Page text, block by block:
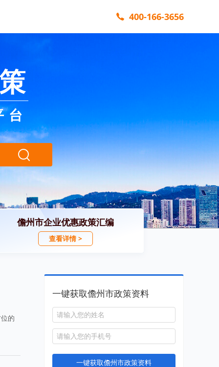
400-166-3656
台
儋州市企业优惠政策汇编
查看详情 >
的
一键获取儋州市政策资料
一键获取儋州市政策资料